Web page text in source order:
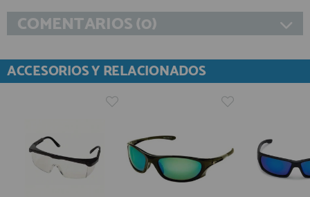
COMENTARIOS (0)
ACCESORIOS Y RELACIONADOS